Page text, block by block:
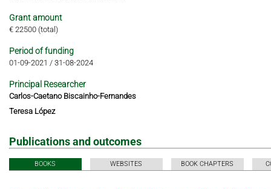
Grant amount
€ 22500 (total)
Period of funding
01-09-2021 /31-08-2024
Principal Researcher
Carlos-Caetano Biscainho-Fernandes
Teresa López
Publications and outcomes
BOOKS WEBSITES BOOK CHAPTERS